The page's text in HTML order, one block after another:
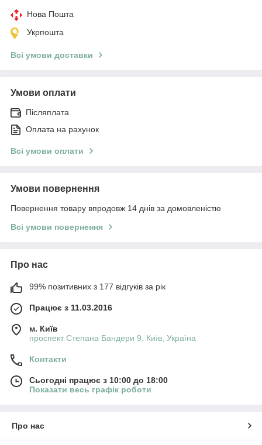
Нова Пошта
Укрпошта
Всі умови доставки
Умови оплати
Післяплата
Оплата на рахунок
Всі умови оплати
Умови повернення
Повернення товару впродовж 14 днів за домовленістю
Всі умови повернення
Про нас
99% позитивних з 177 відгуків за рік
Працює з 11.03.2016
м. Київ
проспект Степана Бандери 9, Київ, Україна
Контакти
Сьогодні працює з 10:00 до 18:00
Показати весь графік роботи
Про нас